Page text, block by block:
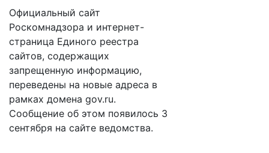
Официальный сайт
Роскомнадзора и интернет-
страница Единого реестра
сайтов, содержащих
запрещенную информацию,
переведены на новые адреса в
рамках домена gov.ru.
Сообщение об этом появилось 3
сентября на сайте ведомства.